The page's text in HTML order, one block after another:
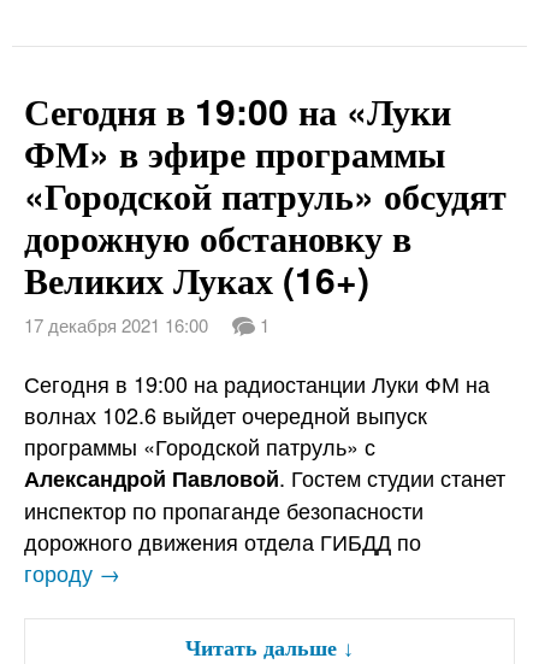
Сегодня в 19:00 на «Луки
ФМ» в эфире программы
«Городской патруль» обсудят
дорожную обстановку в
Великих Луках (16+)
17 декабря 2021 16:00 1
Сегодня в 19:00 на радиостанции Луки ФМ на
волнах 102.6 выйдет очередной выпуск
программы «Городской патруль» с
Александрой Павловой. Гостем студии станет
инспектор по пропаганде безопасности
дорожного движения отдела ГИБДД по
городу →
Читать дальше ↓